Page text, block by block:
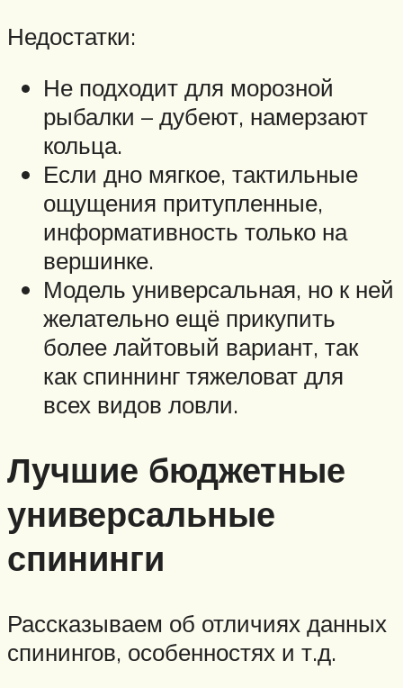
Недостатки:
Не подходит для морозной
рыбалки – дубеют, намерзают
кольца.
Если дно мягкое, тактильные
ощущения притупленные,
информативность только на
вершинке.
Модель универсальная, но к ней
желательно ещё прикупить
более лайтовый вариант, так
как спиннинг тяжеловат для
всех видов ловли.
Лучшие бюджетные
универсальные
спининги
Рассказываем об отличиях данных
спинингов, особенностях и т.д.